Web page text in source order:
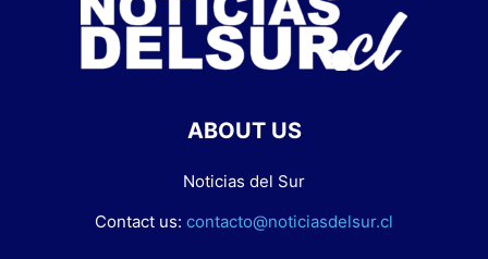
ABOUT US
Noticias del Sur
Contact us: contacto@noticiasdelsur.cl